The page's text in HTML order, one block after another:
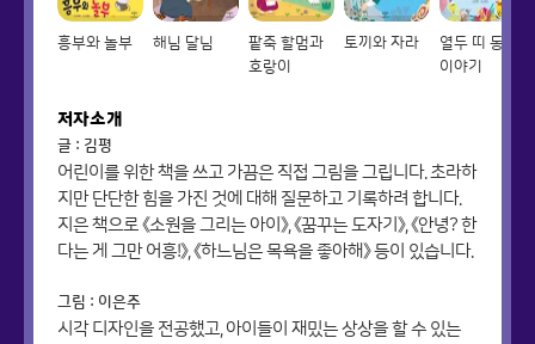
흥부와 놀부 해님 달님
팥죽 할멈과
호랑이
토끼와 자라
열두 띠 동물
이야기
저자소개
글 : 김평
어린이를 위한 책을 쓰고 가끔은 직접 그림을 그립니다. 초라하
지만 단단한 힘을 가진 것에 대해 질문하고 기록하려 합니다.
지은 책으로 《소원을 그리는 아이》, 《꿈꾸는 도자기》, 《안녕? 한
다는 게 그만 어흥!》, 《하느님은 목욕을 좋아해》 등이 있습니다.
그림 : 이은주
시각 디자인을 전공했고, 아이들이 재밌는 상상을 할 수 있는